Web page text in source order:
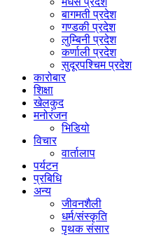
बागमती प्रदेश
गण्डकी प्रदेश
लुम्बिनी प्रदेश
कर्णाली प्रदेश
सुदूरपश्चिम प्रदेश
कारोबार
शिक्षा
खेलकुद
मनोरंजन
भिडियो
विचार
वार्तालाप
पर्यटन
प्रबिधि
अन्य
जीवनशैली
धर्म/संस्कृति
पृथक संसार